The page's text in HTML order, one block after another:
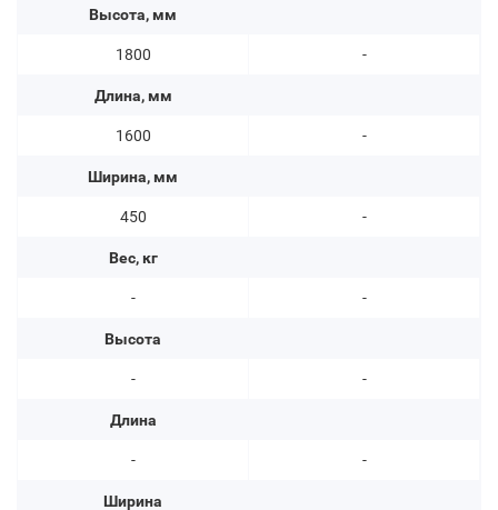
Высота, мм
1800
Длина, мм
1600
Ширина, мм
450
Вес, кг
-
Высота
-
Длина
-
Ширина
-
-
-
-
-
-